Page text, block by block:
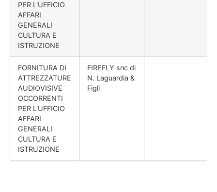
PER L'UFFICIO
AFFARI
GENERALI
CULTURA E
ISTRUZIONE
FORNITURA DI
ATTREZZATURE
AUDIOVISIVE
OCCORRENTI
PER L'UFFICIO
AFFARI
GENERALI
CULTURA E
ISTRUZIONE
FIREFLY snc di
N. Laguardia &
Figli